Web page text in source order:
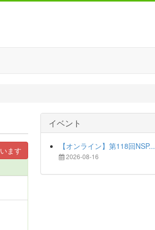
ます
イベント
【オンライン】第118回NSP...
2026-08-16